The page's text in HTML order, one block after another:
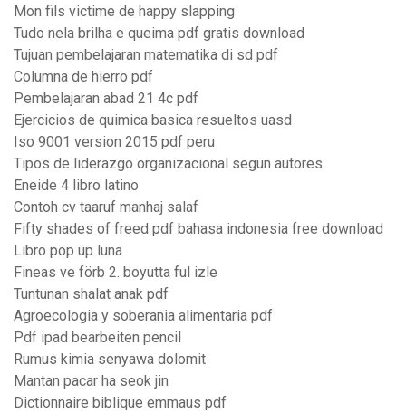
Mon fils victime de happy slapping
Tudo nela brilha e queima pdf gratis download
Tujuan pembelajaran matematika di sd pdf
Columna de hierro pdf
Pembelajaran abad 21 4c pdf
Ejercicios de quimica basica resueltos uasd
Iso 9001 version 2015 pdf peru
Tipos de liderazgo organizacional segun autores
Eneide 4 libro latino
Contoh cv taaruf manhaj salaf
Fifty shades of freed pdf bahasa indonesia free download
Libro pop up luna
Fineas ve förb 2. boyutta ful izle
Tuntunan shalat anak pdf
Agroecologia y soberania alimentaria pdf
Pdf ipad bearbeiten pencil
Rumus kimia senyawa dolomit
Mantan pacar ha seok jin
Dictionnaire biblique emmaus pdf